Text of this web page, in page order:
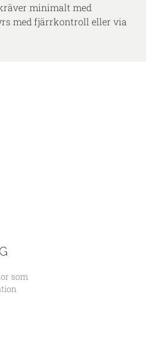
minimalt med
med fjärrkontroll eller via
som